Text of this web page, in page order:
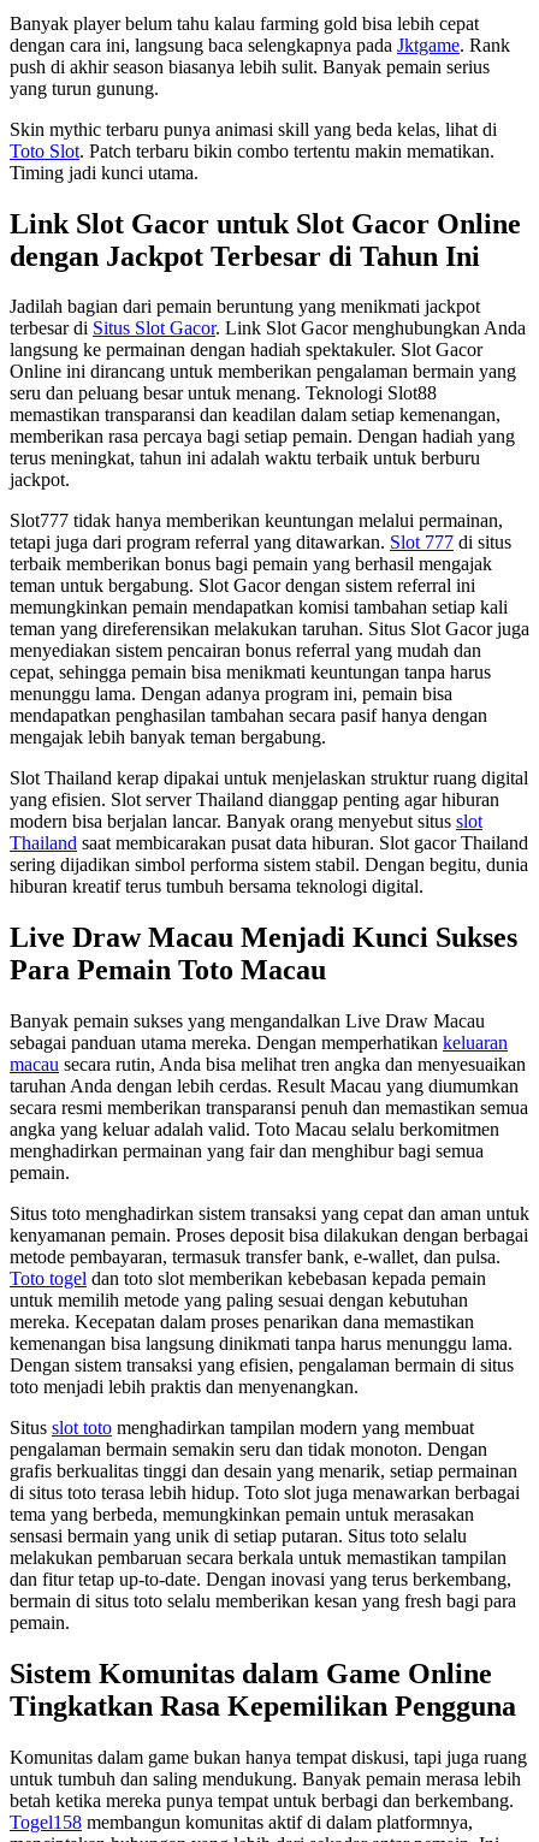
Banyak player belum tahu kalau farming gold bisa lebih cepat
dengan cara ini, langsung baca selengkapnya pada Jktgame. Rank
push di akhir season biasanya lebih sulit. Banyak pemain serius
yang turun gunung.
Skin mythic terbaru punya animasi skill yang beda kelas, lihat di
Toto Slot. Patch terbaru bikin combo tertentu makin mematikan.
Timing jadi kunci utama.
Link Slot Gacor untuk Slot Gacor Online
dengan Jackpot Terbesar di Tahun Ini
Jadilah bagian dari pemain beruntung yang menikmati jackpot
terbesar di Situs Slot Gacor. Link Slot Gacor menghubungkan Anda
langsung ke permainan dengan hadiah spektakuler. Slot Gacor
Online ini dirancang untuk memberikan pengalaman bermain yang
seru dan peluang besar untuk menang. Teknologi Slot88
memastikan transparansi dan keadilan dalam setiap kemenangan,
memberikan rasa percaya bagi setiap pemain. Dengan hadiah yang
terus meningkat, tahun ini adalah waktu terbaik untuk berburu
jackpot.
Slot777 tidak hanya memberikan keuntungan melalui permainan,
tetapi juga dari program referral yang ditawarkan. Slot 777 di situs
terbaik memberikan bonus bagi pemain yang berhasil mengajak
teman untuk bergabung. Slot Gacor dengan sistem referral ini
memungkinkan pemain mendapatkan komisi tambahan setiap kali
teman yang direferensikan melakukan taruhan. Situs Slot Gacor juga
menyediakan sistem pencairan bonus referral yang mudah dan
cepat, sehingga pemain bisa menikmati keuntungan tanpa harus
menunggu lama. Dengan adanya program ini, pemain bisa
mendapatkan penghasilan tambahan secara pasif hanya dengan
mengajak lebih banyak teman bergabung.
Slot Thailand kerap dipakai untuk menjelaskan struktur ruang digital
yang efisien. Slot server Thailand dianggap penting agar hiburan
modern bisa berjalan lancar. Banyak orang menyebut situs slot
Thailand saat membicarakan pusat data hiburan. Slot gacor Thailand
sering dijadikan simbol performa sistem stabil. Dengan begitu, dunia
hiburan kreatif terus tumbuh bersama teknologi digital.
Live Draw Macau Menjadi Kunci Sukses
Para Pemain Toto Macau
Banyak pemain sukses yang mengandalkan Live Draw Macau
sebagai panduan utama mereka. Dengan memperhatikan keluaran
macau secara rutin, Anda bisa melihat tren angka dan menyesuaikan
taruhan Anda dengan lebih cerdas. Result Macau yang diumumkan
secara resmi memberikan transparansi penuh dan memastikan semua
angka yang keluar adalah valid. Toto Macau selalu berkomitmen
menghadirkan permainan yang fair dan menghibur bagi semua
pemain.
Situs toto menghadirkan sistem transaksi yang cepat dan aman untuk
kenyamanan pemain. Proses deposit bisa dilakukan dengan berbagai
metode pembayaran, termasuk transfer bank, e-wallet, dan pulsa.
Toto togel dan toto slot memberikan kebebasan kepada pemain
untuk memilih metode yang paling sesuai dengan kebutuhan
mereka. Kecepatan dalam proses penarikan dana memastikan
kemenangan bisa langsung dinikmati tanpa harus menunggu lama.
Dengan sistem transaksi yang efisien, pengalaman bermain di situs
toto menjadi lebih praktis dan menyenangkan.
Situs slot toto menghadirkan tampilan modern yang membuat
pengalaman bermain semakin seru dan tidak monoton. Dengan
grafis berkualitas tinggi dan desain yang menarik, setiap permainan
di situs toto terasa lebih hidup. Toto slot juga menawarkan berbagai
tema yang berbeda, memungkinkan pemain untuk merasakan
sensasi bermain yang unik di setiap putaran. Situs toto selalu
melakukan pembaruan secara berkala untuk memastikan tampilan
dan fitur tetap up-to-date. Dengan inovasi yang terus berkembang,
bermain di situs toto selalu memberikan kesan yang fresh bagi para
pemain.
Sistem Komunitas dalam Game Online
Tingkatkan Rasa Kepemilikan Pengguna
Komunitas dalam game bukan hanya tempat diskusi, tapi juga ruang
untuk tumbuh dan saling mendukung. Banyak pemain merasa lebih
betah ketika mereka punya tempat untuk berbagi dan berkembang.
Togel158 membangun komunitas aktif di dalam platformnya,